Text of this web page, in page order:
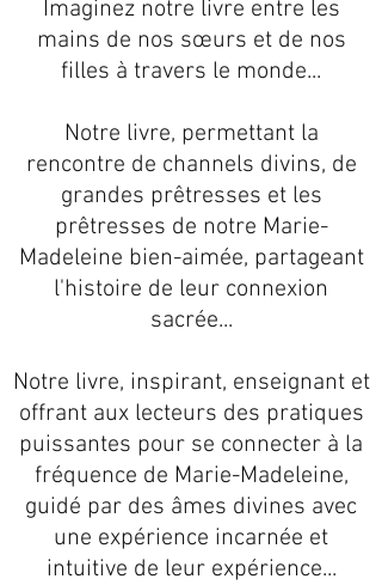
Imaginez notre livre entre les
mains de nos sœurs et de nos
filles à travers le monde...
Notre livre, permettant la
rencontre de channels divins, de
grandes prêtresses et les
prêtresses de notre Marie-
Madeleine bien-aimée, partageant
l'histoire de leur connexion
sacrée...
Notre livre, inspirant, enseignant et
offrant aux lecteurs des pratiques
puissantes pour se connecter à la
fréquence de Marie-Madeleine,
guidé par des âmes divines avec
une expérience incarnée et
intuitive de leur expérience...​